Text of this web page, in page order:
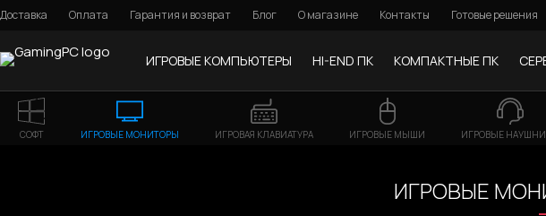
Доставка Оплата Гарантия и возврат Блог О магазине Контакты Готовые решения
ИГРОВЫЕ КОМПЬЮТЕРЫ HI-END ПК КОМПАКТНЫЕ ПК
СОФТ ИГРОВЫЕ МОНИТОРЫ ИГРОВАЯ КЛАВИАТУРА ИГРОВЫЕ МЫШИ ИГРОВЫЕ
ИГРОВЫЕ